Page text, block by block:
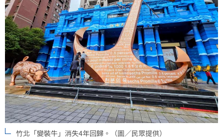
竹北「變裝牛」消失4年回歸。（圖／民眾提供）